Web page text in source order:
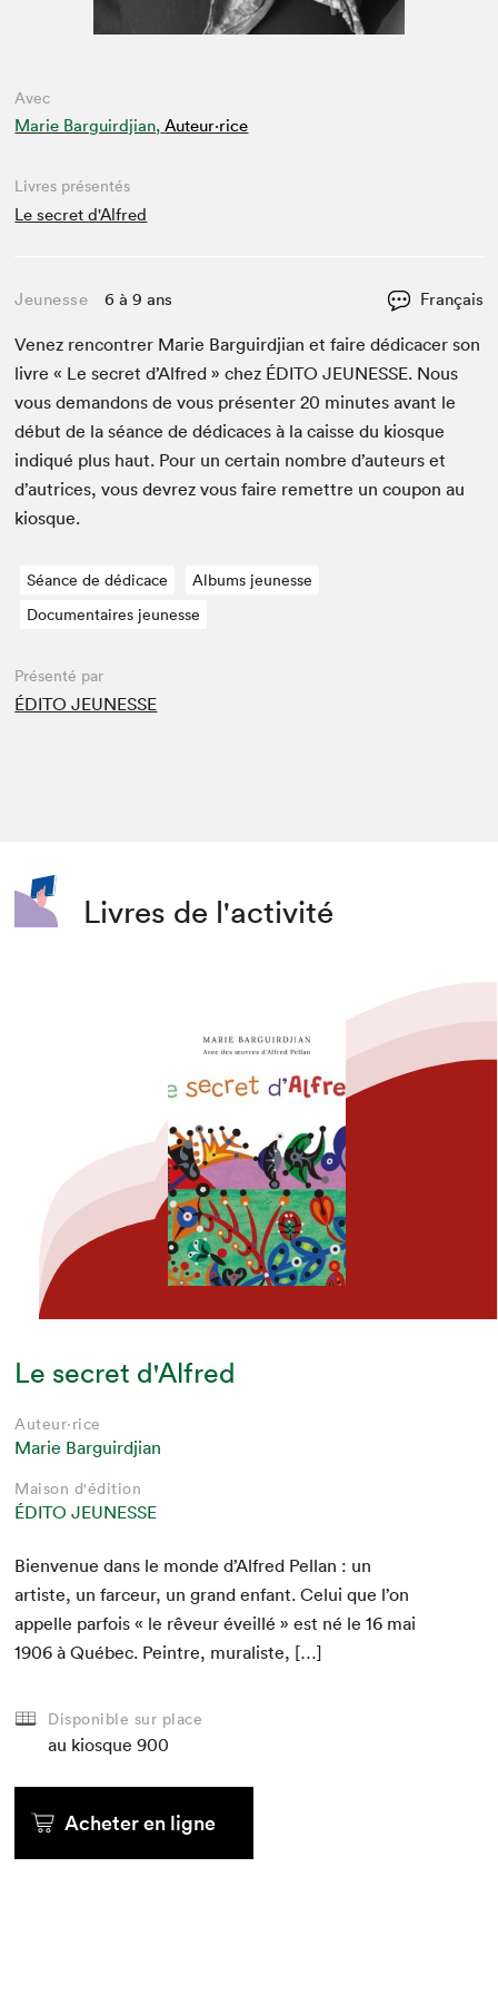
Avec
Marie Barguirdjian, Auteur·rice
Livres présentés
Le secret d'Alfred
Jeunesse 6 à 9 ans Français
Venez ren­con­tr­er Marie Bar­guird­jian et faire dédi­cac­er son
livre « Le secret d’Al­fred » chez ÉDI­TO JEUNESSE. Nous
vous deman­dons de vous présen­ter20 min­utes avant le
début de la séance de dédi­caces à la caisse du kiosque
indiqué plus haut. Pour un cer­tain nom­bre d’auteurs et
d’autrices, vous devrez vous faire remet­tre un coupon au
kiosque.
Séance de dédicace
Albums jeunesse
Documentaires jeunesse
Présenté par
ÉDITO JEUNESSE
Livres de l'activité
Le secret d'Alfred
Auteur·rice
Marie Barguirdjian
Maison d'édition
ÉDITO JEUNESSE
Bien­v­enue dans le monde d’Alfred Pel­lan : un
artiste, un farceur, un grand enfant. Celui que l’on
appelle par­fois « le rêveur éveil­lé » est né le16 mai
1906 à Québec. Pein­tre, muraliste, […]
Disponible sur place
au kiosque 900
Acheter en ligne